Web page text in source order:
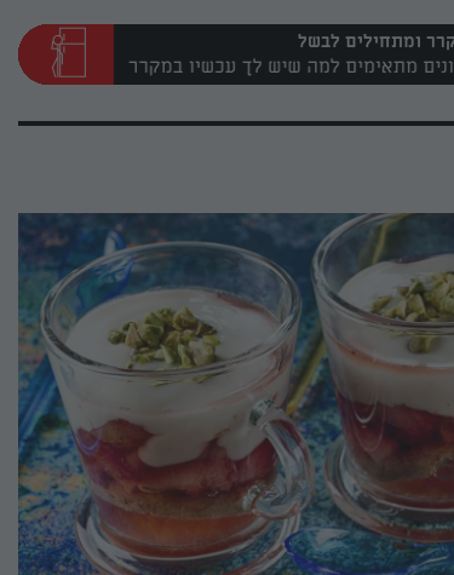
ומתחילים לבשל